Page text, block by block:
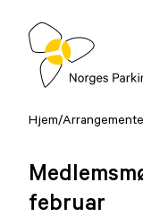
Hopp
innholdNorges
Hjem/
februar